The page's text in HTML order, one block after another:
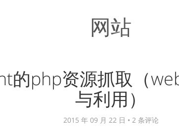
网站
的php资源抓取（
与利用）
2015 年 09 月 22 日 • 2 条评论